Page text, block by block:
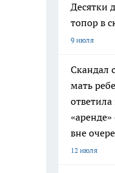
Десятки
топор в
9 июля
Скандал
мать
вне
12 июля